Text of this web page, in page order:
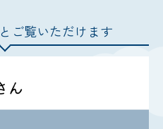
ご覧いただけます